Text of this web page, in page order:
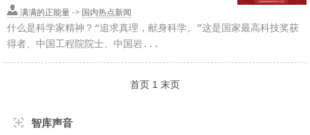
满满的正能量 -> 国内热点新闻
什么是科学家精神？“追求真理，献身科学。”这是国家最高科技奖获
得者、中国工程院院士、中国岩...
首页 1 末页
智库声音